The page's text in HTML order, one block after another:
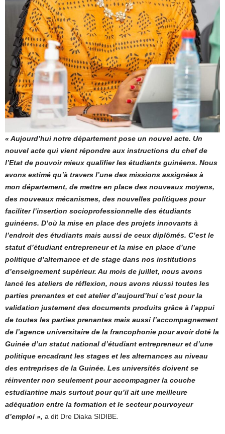
« Aujourd’hui notre département pose un nouvel acte. Un
nouvel acte qui vient répondre aux instructions du chef de
l’Etat de pouvoir mieux qualifier les étudiants guinéens. Nous
avons estimé qu’à travers l’une des missions assignées à
mon département, de mettre en place des nouveaux moyens,
des nouveaux mécanismes, des nouvelles politiques pour
faciliter l’insertion socioprofessionnelle des étudiants
guinéens. D’où la mise en place des projets innovants à
l’endroit des étudiants mais aussi de ceux diplômés. C’est le
statut d’étudiant entrepreneur et la mise en place d’une
politique d’alternance et de stage dans nos institutions
d’enseignement supérieur. Au mois de juillet, nous avons
lancé les ateliers de réflexion, nous avons réussi toutes les
parties prenantes et cet atelier d’aujourd’hui c’est pour la
validation justement des documents produits grâce à l’appui
de toutes les parties prenantes mais aussi l’accompagnement
de l’agence universitaire de la francophonie pour avoir doté la
Guinée d’un statut national d’étudiant entrepreneur et d’une
politique encadrant les stages et les alternances au niveau
des entreprises de la Guinée. Les universités doivent se
réinventer non seulement pour accompagner la couche
estudiantine mais surtout pour qu’il ait une meilleure
adéquation entre la formation et le secteur pourvoyeur
d’emploi », a dit Dre Diaka SIDIBE.